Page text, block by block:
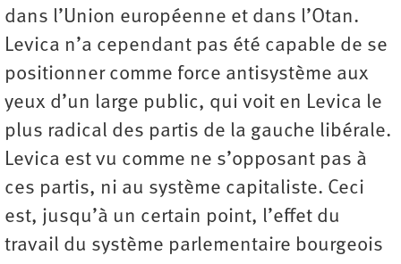
dans l’Union européenne et dans l’Otan.
Levica n’a cependant pas été capable de se
positionner comme force antisystème aux
yeux d’un large public, qui voit en Levica le
plus radical des partis de la gauche libérale.
Levica est vu comme ne s’opposant pas à
ces partis, ni au système capitaliste. Ceci
est, jusqu’à un certain point, l’effet du
travail du système parlementaire bourgeois